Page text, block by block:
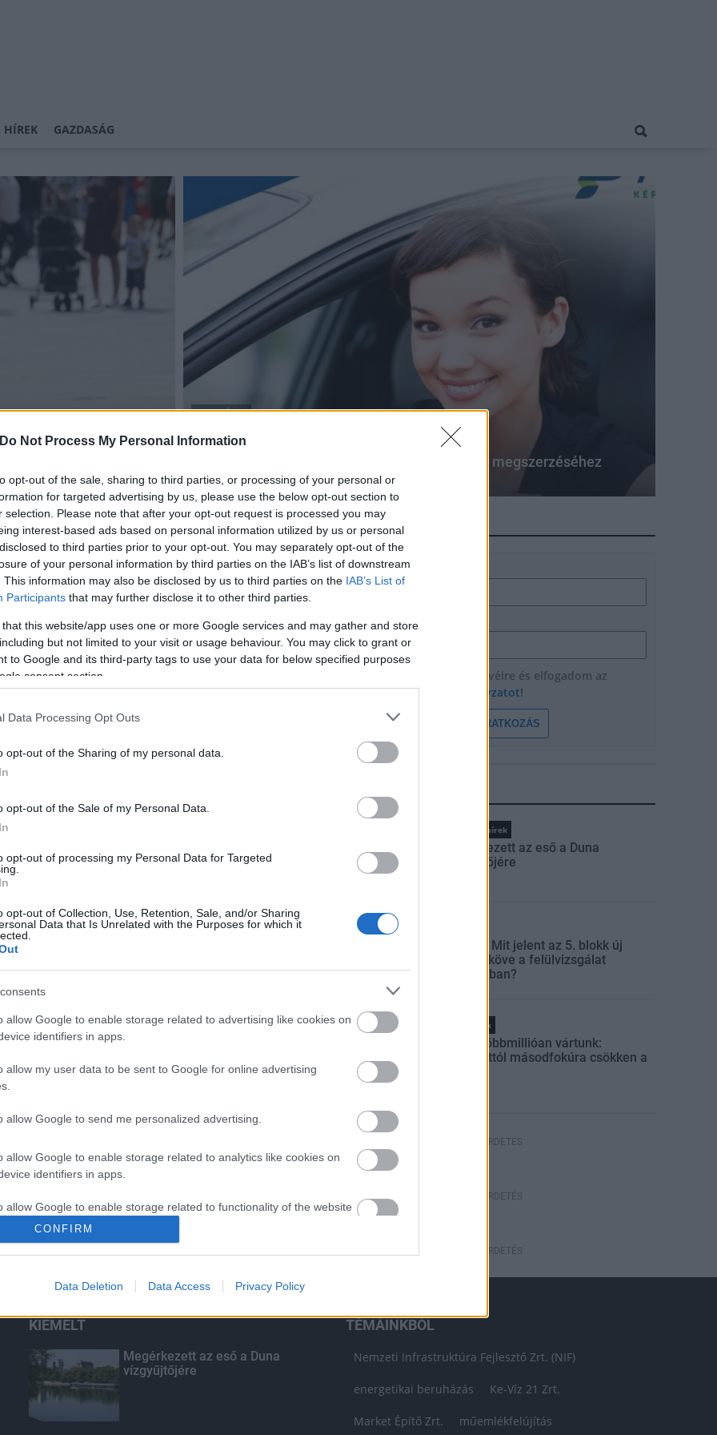
Do Not Process My Personal Information
opt-out of the sale, sharing to third parties, or processing of your personal or
for targeted advertising by us, please use the below opt-out section to
selection. Please note that after your opt-out request is processed you may
interest-based ads based on personal information utilized by us or personal
to third parties prior to your opt-out. You may separately opt-out of the
of your personal information by third parties on the IAB’s list of downstream
This information may also be disclosed by us to third parties on the IAB’s List of
Participants that may further disclose it to other third parties.
that this website/app uses one or more Google services and may gather and store
but not limited to your visit or usage behaviour. You may click to grant or
to Google and its third-party tags to use your data for below specified purposes
consent section.
Data Processing Opt Outs
opt-out of the Sharing of my personal data.
opt-out of the Sale of my Personal Data.
opt-out of processing my Personal Data for Targeted
opt-out of Collection, Use, Retention, Sale, and/or Sharing
Data that Is Unrelated with the Purposes for which it
allow Google to enable storage related to advertising like cookies on
identifiers in apps.
allow my user data to be sent to Google for online advertising
allow Google to send me personalized advertising.
allow Google to enable storage related to analytics like cookies on
identifiers in apps.
allow Google to enable storage related to functionality of the website
allow Google to enable storage related to personalization.
allow Google to enable storage related to security, including
CONFIRM
Data Deletion Data Access Privacy Policy
HÍREK GAZDASÁG
használatát
AKTUÁLIS
jogosítvány
Július 1-től állami támogatás jár a jogosítvány megszerzéséhez
2018.06.27
Akár a jogosítvány megszerzésében is segít a
Vöröskereszt, Fejér megyei fiatalok
2018.01.09
Önkéntes programot indított a Magyar Vöröskereszt 18
műsorában kedden.
HÍRLEVÉL
Név
E-mail cím
Feliratkozom a hírlevélre és elfogadom az
adatvédelmi szabályzatot!
FELIRATKOZÁS
Országos hírek
Megérkezett az eső a Duna
vízgyűjtőjére
Paks II.: Mit jelent az 5. blokk új
mérföldköve a felülvizsgálat
árnyékában?
Helyi hírek
Amire többmillióan vártunk:
szombattól másodfokúra csökken a
HIRDETÉS
HIRDETÉS
HIRDETÉS
KIEMELT
Megérkezett az eső a Duna
vízgyűjtőjére
TÉMÁINKBÓL
Nemzeti Infrastruktúra Fejlesztő Zrt. (NIF)
energetikai beruházás Ke-Víz 21 Zrt.
Market Építő Zrt. műemlékfelújítás